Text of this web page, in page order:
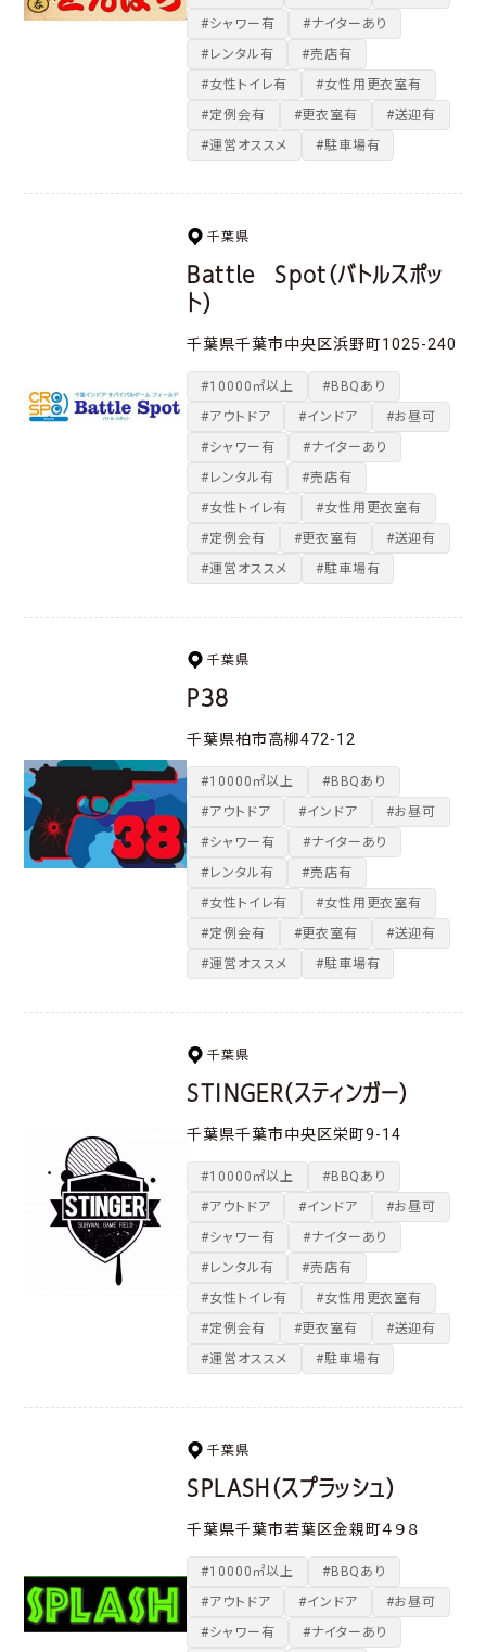
#シャワー有
#ナイターあり
#レンタル有
#売店有
#女性トイレ有
#女性用更衣室有
#定例会有
#更衣室有
#送迎有
#運営オススメ
#駐車場有
千葉県
Battle Spot（バトルスポッ
ト）
千葉県千葉市中央区浜野町1025-240
#10000㎡以上
#BBQあり
#アウトドア
#インドア
#お昼可
#シャワー有
#ナイターあり
#レンタル有
#売店有
#女性トイレ有
#女性用更衣室有
#定例会有
#更衣室有
#送迎有
#運営オススメ
#駐車場有
千葉県
P38
千葉県柏市高柳472-12
#10000㎡以上
#BBQあり
#アウトドア
#インドア
#お昼可
#シャワー有
#ナイターあり
#レンタル有
#売店有
#女性トイレ有
#女性用更衣室有
#定例会有
#更衣室有
#送迎有
#運営オススメ
#駐車場有
千葉県
STINGER（スティンガー）
千葉県千葉市中央区栄町9-14
#10000㎡以上
#BBQあり
#アウトドア
#インドア
#お昼可
#シャワー有
#ナイターあり
#レンタル有
#売店有
#女性トイレ有
#女性用更衣室有
#定例会有
#更衣室有
#送迎有
#運営オススメ
#駐車場有
千葉県
SPLASH（スプラッシュ）
千葉県千葉市若葉区金親町４９８
#10000㎡以上
#BBQあり
#アウトドア
#インドア
#お昼可
#シャワー有
#ナイターあり